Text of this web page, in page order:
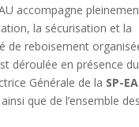
accompagne
la sécurisation et la
de reboisement
déroulée en présence du
Générale de la SP-
ainsi que de l’ensemble